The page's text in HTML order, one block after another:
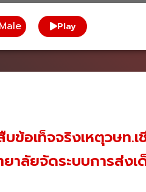
Play
ข้อเท็จจริงเหตุวษท.
าลัยจัดระบบการส่ง